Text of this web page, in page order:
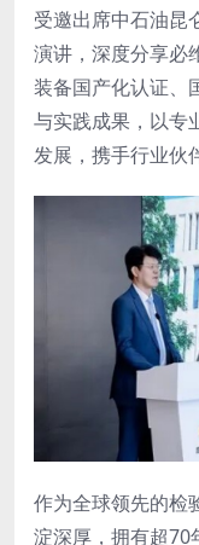
受邀出席中石油昆
演讲，深度分享必
装备国产化认证、
与实践成果，以专
发展，携手行业伙
作为全球领先的检
淀深厚，拥有超70